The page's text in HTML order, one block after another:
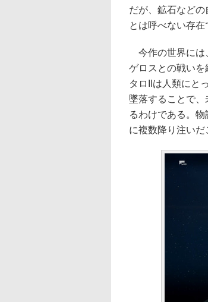
だが、鉱石など
とは呼べない存在
今作の世界には
ゲロスとの戦い
タロIIは人類にと
墜落することで
るわけである。
に複数降り注いだ